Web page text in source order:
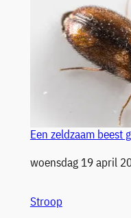
Een zeldzaam beest
Datum
woensdag 19 april
Stroop